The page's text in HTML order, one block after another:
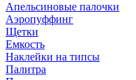
Апельсиновые палочки
Аэропуффинг
Щетки
Емкость
Наклейки на типсы
Палитра